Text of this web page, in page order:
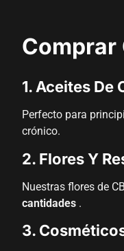
Comprar
1. Aceites De
Perfecto para
crónico.
2. Flores Y
Nuestras flores de
cantidades .
3.